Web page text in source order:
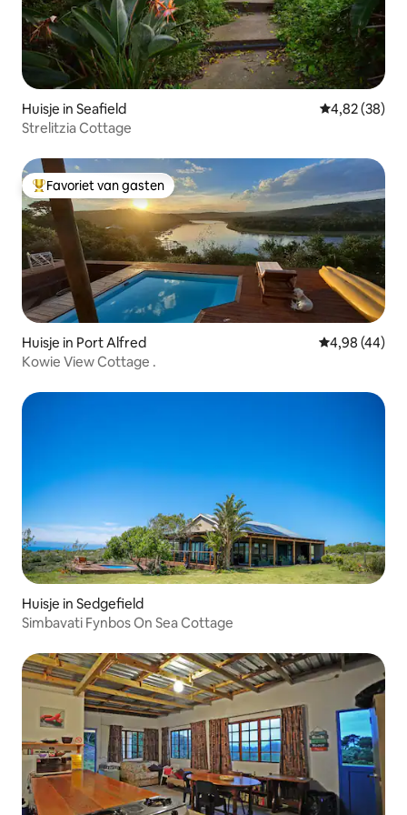
Huisje in Seafield Gemiddelde
4,82 (38)
Strelitzia Cottage
Topfavoriet van gasten
Favoriet van gasten
Huisje in Port Alfred Gemiddelde
4,98 (44)
Kowie View Cottage .
Huisje in Sedgefield
Simbavati Fynbos On Sea Cottage